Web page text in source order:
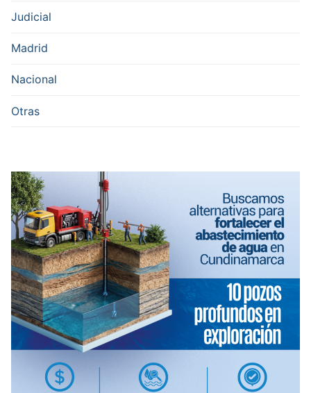
Judicial
Madrid
Nacional
Otras